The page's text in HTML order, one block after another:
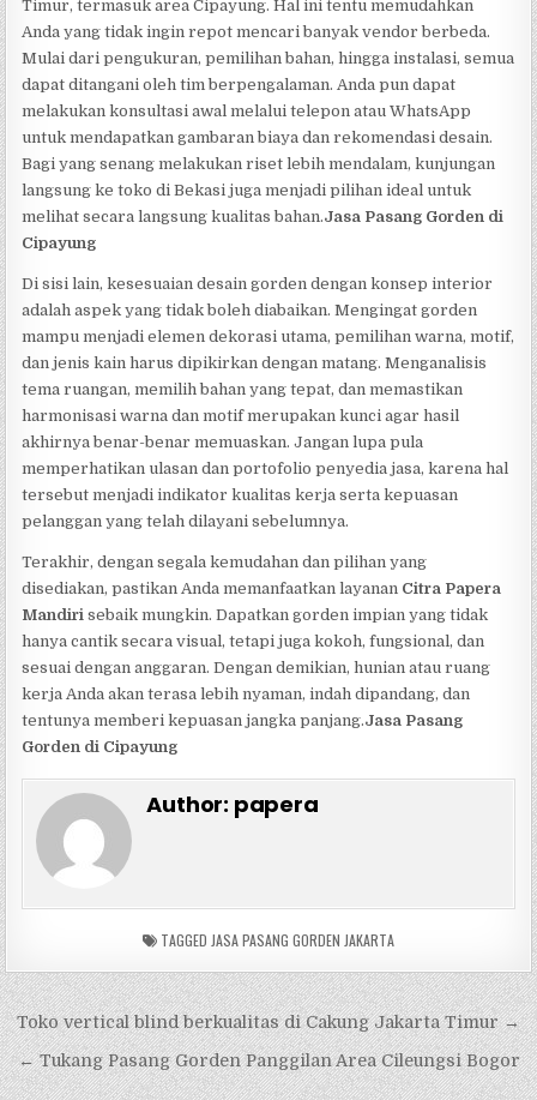
Timur, termasuk area Cipayung. Hal ini tentu memudahkan
Anda yang tidak ingin repot mencari banyak vendor berbeda.
Mulai dari pengukuran, pemilihan bahan, hingga instalasi, semua
dapat ditangani oleh tim berpengalaman. Anda pun dapat
melakukan konsultasi awal melalui telepon atau WhatsApp
untuk mendapatkan gambaran biaya dan rekomendasi desain.
Bagi yang senang melakukan riset lebih mendalam, kunjungan
langsung ke toko di Bekasi juga menjadi pilihan ideal untuk
melihat secara langsung kualitas bahan.Jasa Pasang Gorden di
Cipayung
Di sisi lain, kesesuaian desain gorden dengan konsep interior
adalah aspek yang tidak boleh diabaikan. Mengingat gorden
mampu menjadi elemen dekorasi utama, pemilihan warna, motif,
dan jenis kain harus dipikirkan dengan matang. Menganalisis
tema ruangan, memilih bahan yang tepat, dan memastikan
harmonisasi warna dan motif merupakan kunci agar hasil
akhirnya benar-benar memuaskan. Jangan lupa pula
memperhatikan ulasan dan portofolio penyedia jasa, karena hal
tersebut menjadi indikator kualitas kerja serta kepuasan
pelanggan yang telah dilayani sebelumnya.
Terakhir, dengan segala kemudahan dan pilihan yang
disediakan, pastikan Anda memanfaatkan layanan Citra Papera
Mandiri sebaik mungkin. Dapatkan gorden impian yang tidak
hanya cantik secara visual, tetapi juga kokoh, fungsional, dan
sesuai dengan anggaran. Dengan demikian, hunian atau ruang
kerja Anda akan terasa lebih nyaman, indah dipandang, dan
tentunya memberi kepuasan jangka panjang.Jasa Pasang
Gorden di Cipayung
Author: papera
TAGGED JASA PASANG GORDEN JAKARTA
Navigasi
pos
Toko vertical blind berkualitas di Cakung Jakarta Timur →
← Tukang Pasang Gorden Panggilan Area Cileungsi Bogor